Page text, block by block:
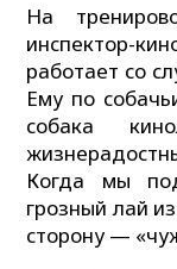
На
инспектор-
работает со
Ему по
собака
Когда мы
грозный лай
сторону —